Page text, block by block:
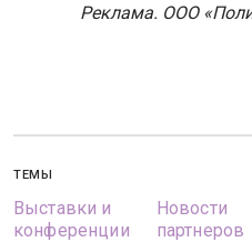
Реклама. ООО
ТЕМЫ
Выставки и
конференции
Новости
партнеров